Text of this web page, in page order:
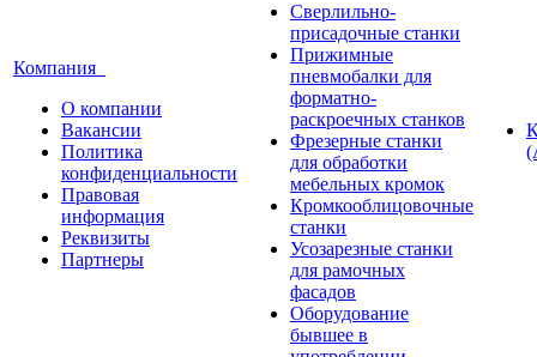
Компания
О компании
Вакансии
Политика
конфиденциальности
Правовая
информация
Реквизиты
Партнеры
Сверлильно-
присадочные станки
Прижимные
пневмобалки для
форматно-
раскроечных станков
Фрезерные станки
для обработки
мебельных кромок
Кромкооблицовочные
станки
Усозарезные станки
для рамочных
фасадов
Оборудование
бывшее в